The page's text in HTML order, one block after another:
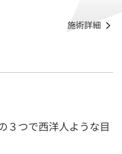
施術詳細
３つで西洋人ような目